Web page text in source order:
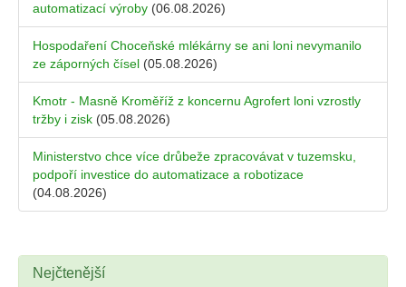
automatizací výroby (06.08.2026)
Hospodaření Choceňské mlékárny se ani loni nevymanilo
ze záporných čísel (05.08.2026)
Kmotr - Masně Kroměříž z koncernu Agrofert loni vzrostly
tržby i zisk (05.08.2026)
Ministerstvo chce více drůbeže zpracovávat v tuzemsku,
podpoří investice do automatizace a robotizace
(04.08.2026)
Nejčtenější